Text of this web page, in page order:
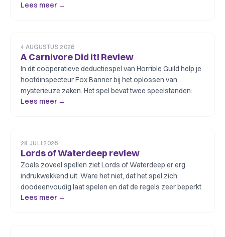
Lees meer →
4 AUGUSTUS 2026
A Carnivore Did it! Review
In dit coöperatieve deductiespel van Horrible Guild help je
hoofdinspecteur Fox Banner bij het oplossen van
mysterieuze zaken. Het spel bevat twee speelstanden:
Lees meer →
28 JULI 2026
Lords of Waterdeep review
Zoals zoveel spellen ziet Lords of Waterdeep er erg
indrukwekkend uit. Ware het niet, dat het spel zich
doodeenvoudig laat spelen en dat de regels zeer beperkt
Lees meer →